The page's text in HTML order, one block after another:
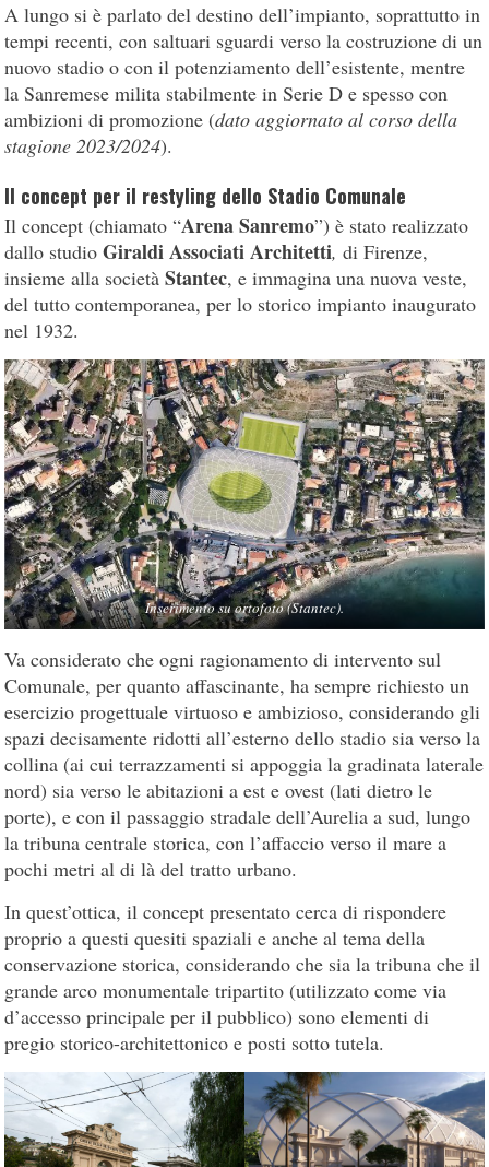
A lungo si è parlato del destino dell’impianto, soprattutto in
tempi recenti, con saltuari sguardi verso la costruzione di un
nuovo stadio o con il potenziamento dell’esistente, mentre
la Sanremese milita stabilmente in Serie D e spesso con
ambizioni di promozione (dato aggiornato al corso della
stagione 2023/2024).
Il concept per il restyling dello Stadio Comunale
Il concept (chiamato “Arena Sanremo”) è stato realizzato
dallo studioGiraldi Associati Architetti,di Firenze,
insieme alla societàStantec, e immagina una nuova veste,
del tutto contemporanea, per lo storico impianto inaugurato
nel 1932.
Inserimento su ortofoto (Stantec).
Va considerato che ogni ragionamento di intervento sul
Comunale, per quanto affascinante, ha sempre richiesto un
esercizio progettuale virtuoso e ambizioso, considerando gli
spazi decisamente ridotti all’esterno dello stadio sia verso la
collina (ai cui terrazzamenti si appoggia la gradinata laterale
nord) sia verso le abitazioni a est e ovest (lati dietro le
porte), e con il passaggio stradale dell’Aurelia a sud, lungo
la tribuna centrale storica, con l’affaccio verso il mare a
pochi metri al di là del tratto urbano.
In quest’ottica, il concept presentato cerca di rispondere
proprio a questi quesiti spaziali e anche al tema della
conservazione storica, considerando che sia la tribuna che il
grande arco monumentale tripartito (utilizzato come via
d’accesso principale per il pubblico) sono elementi di
pregio storico-architettonico e posti sotto tutela.